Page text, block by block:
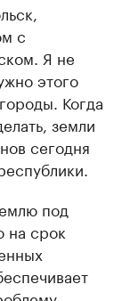
с
Я не
этого
Когда
земли
сегодня
под
на срок